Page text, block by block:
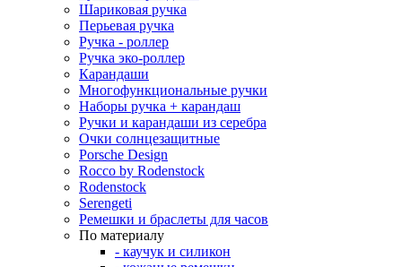
Шариковая ручка
Перьевая ручка
Ручка - роллер
Ручка эко-роллер
Карандаши
Многофункциональные ручки
Наборы ручка + карандаш
Ручки и карандаши из серебра
Очки солнцезащитные
Porsche Design
Rocco by Rodenstock
Rodenstock
Serengeti
Ремешки и браслеты для часов
По материалу
- каучук и силикон